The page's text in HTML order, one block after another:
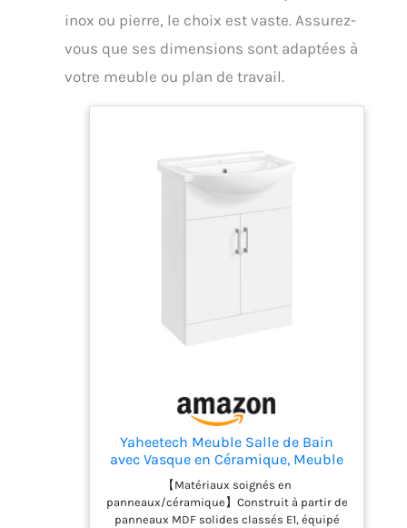
inox ou pierre, le choix est vaste. Assurez-
vous que ses dimensions sont adaptées à
votre meuble ou plan de travail.
Yaheetech Meuble Salle de Bain
avec Vasque en Céramique, Meuble
Lave Main WC, Armoire sous Lavabo
Encastrée, Charnières Soft-Close, 61
× 43,5 × 84 cm, Blanc
【Matériaux soignés en
panneaux/céramique】Construit à partir de
panneaux MDF solides classés E1, équipé